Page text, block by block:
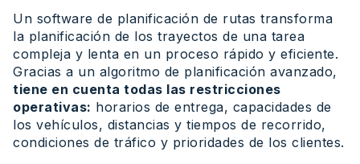
Un software de planificación de rutas transforma
la planificación de los trayectos de una tarea
compleja y lenta en un proceso rápido y eficiente.
Gracias a un algoritmo de planificación avanzado,
tiene en cuenta todas las restricciones
operativas: horarios de entrega, capacidades de
los vehículos, distancias y tiempos de recorrido,
condiciones de tráfico y prioridades de los clientes.